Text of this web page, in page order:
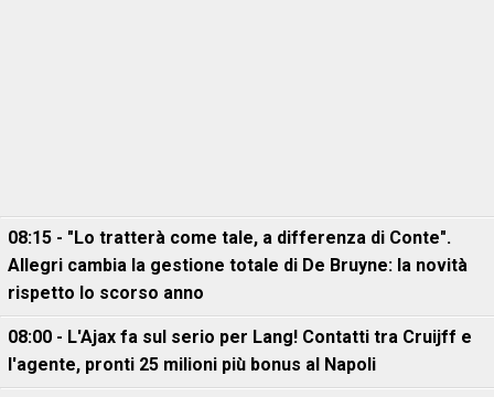
08:15 - "Lo tratterà come tale, a differenza di Conte".
Allegri cambia la gestione totale di De Bruyne: la novità
rispetto lo scorso anno
08:00 - L'Ajax fa sul serio per Lang! Contatti tra Cruijff e
l'agente, pronti 25 milioni più bonus al Napoli